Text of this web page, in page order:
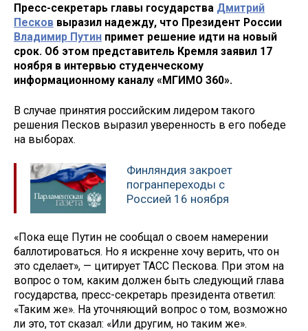
Пресс-секретарь главы государства Дмитрий
Песков выразил надежду, что Президент России
Владимир Путин примет решение идти на новый
срок. Об этом представитель Кремля заявил 17
ноября в интервью студенческому
информационному каналу «МГИМО 360».
В случае принятия российским лидером такого
решения Песков выразил уверенность в его победе
на выборах.
Финляндия закроет
погранпереходы с
Россией 16 ноября
«Пока еще Путин не сообщал о своем намерении
баллотироваться. Но я искренне хочу верить, что он
это сделает», — цитирует ТАСС Пескова. При этом на
вопрос о том, каким должен быть следующий глава
государства, пресс-секретарь президента ответил:
«Таким же». На уточняющий вопрос о том, возможно
ли это, тот сказал: «Или другим, но таким же».